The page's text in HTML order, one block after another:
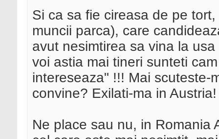
Si ca sa fie cireasa de pe
muncii parca), care
avut nesimtirea sa vina la
voi astia mai tineri sunteti
intereseaza" !!! Mai scuteste-
convine? Exilati-ma in Austria!
Ne place sau nu, in Romania